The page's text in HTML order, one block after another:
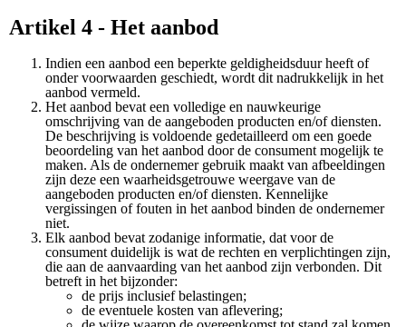
Artikel 4 - Het aanbod
Indien een aanbod een beperkte geldigheidsduur heeft of
onder voorwaarden geschiedt, wordt dit nadrukkelijk in het
aanbod vermeld.
Het aanbod bevat een volledige en nauwkeurige
omschrijving van de aangeboden producten en/of diensten.
De beschrijving is voldoende gedetailleerd om een goede
beoordeling van het aanbod door de consument mogelijk te
maken. Als de ondernemer gebruik maakt van afbeeldingen
zijn deze een waarheidsgetrouwe weergave van de
aangeboden producten en/of diensten. Kennelijke
vergissingen of fouten in het aanbod binden de ondernemer
niet.
Elk aanbod bevat zodanige informatie, dat voor de
consument duidelijk is wat de rechten en verplichtingen zijn,
die aan de aanvaarding van het aanbod zijn verbonden. Dit
betreft in het bijzonder:
de prijs inclusief belastingen;
de eventuele kosten van aflevering;